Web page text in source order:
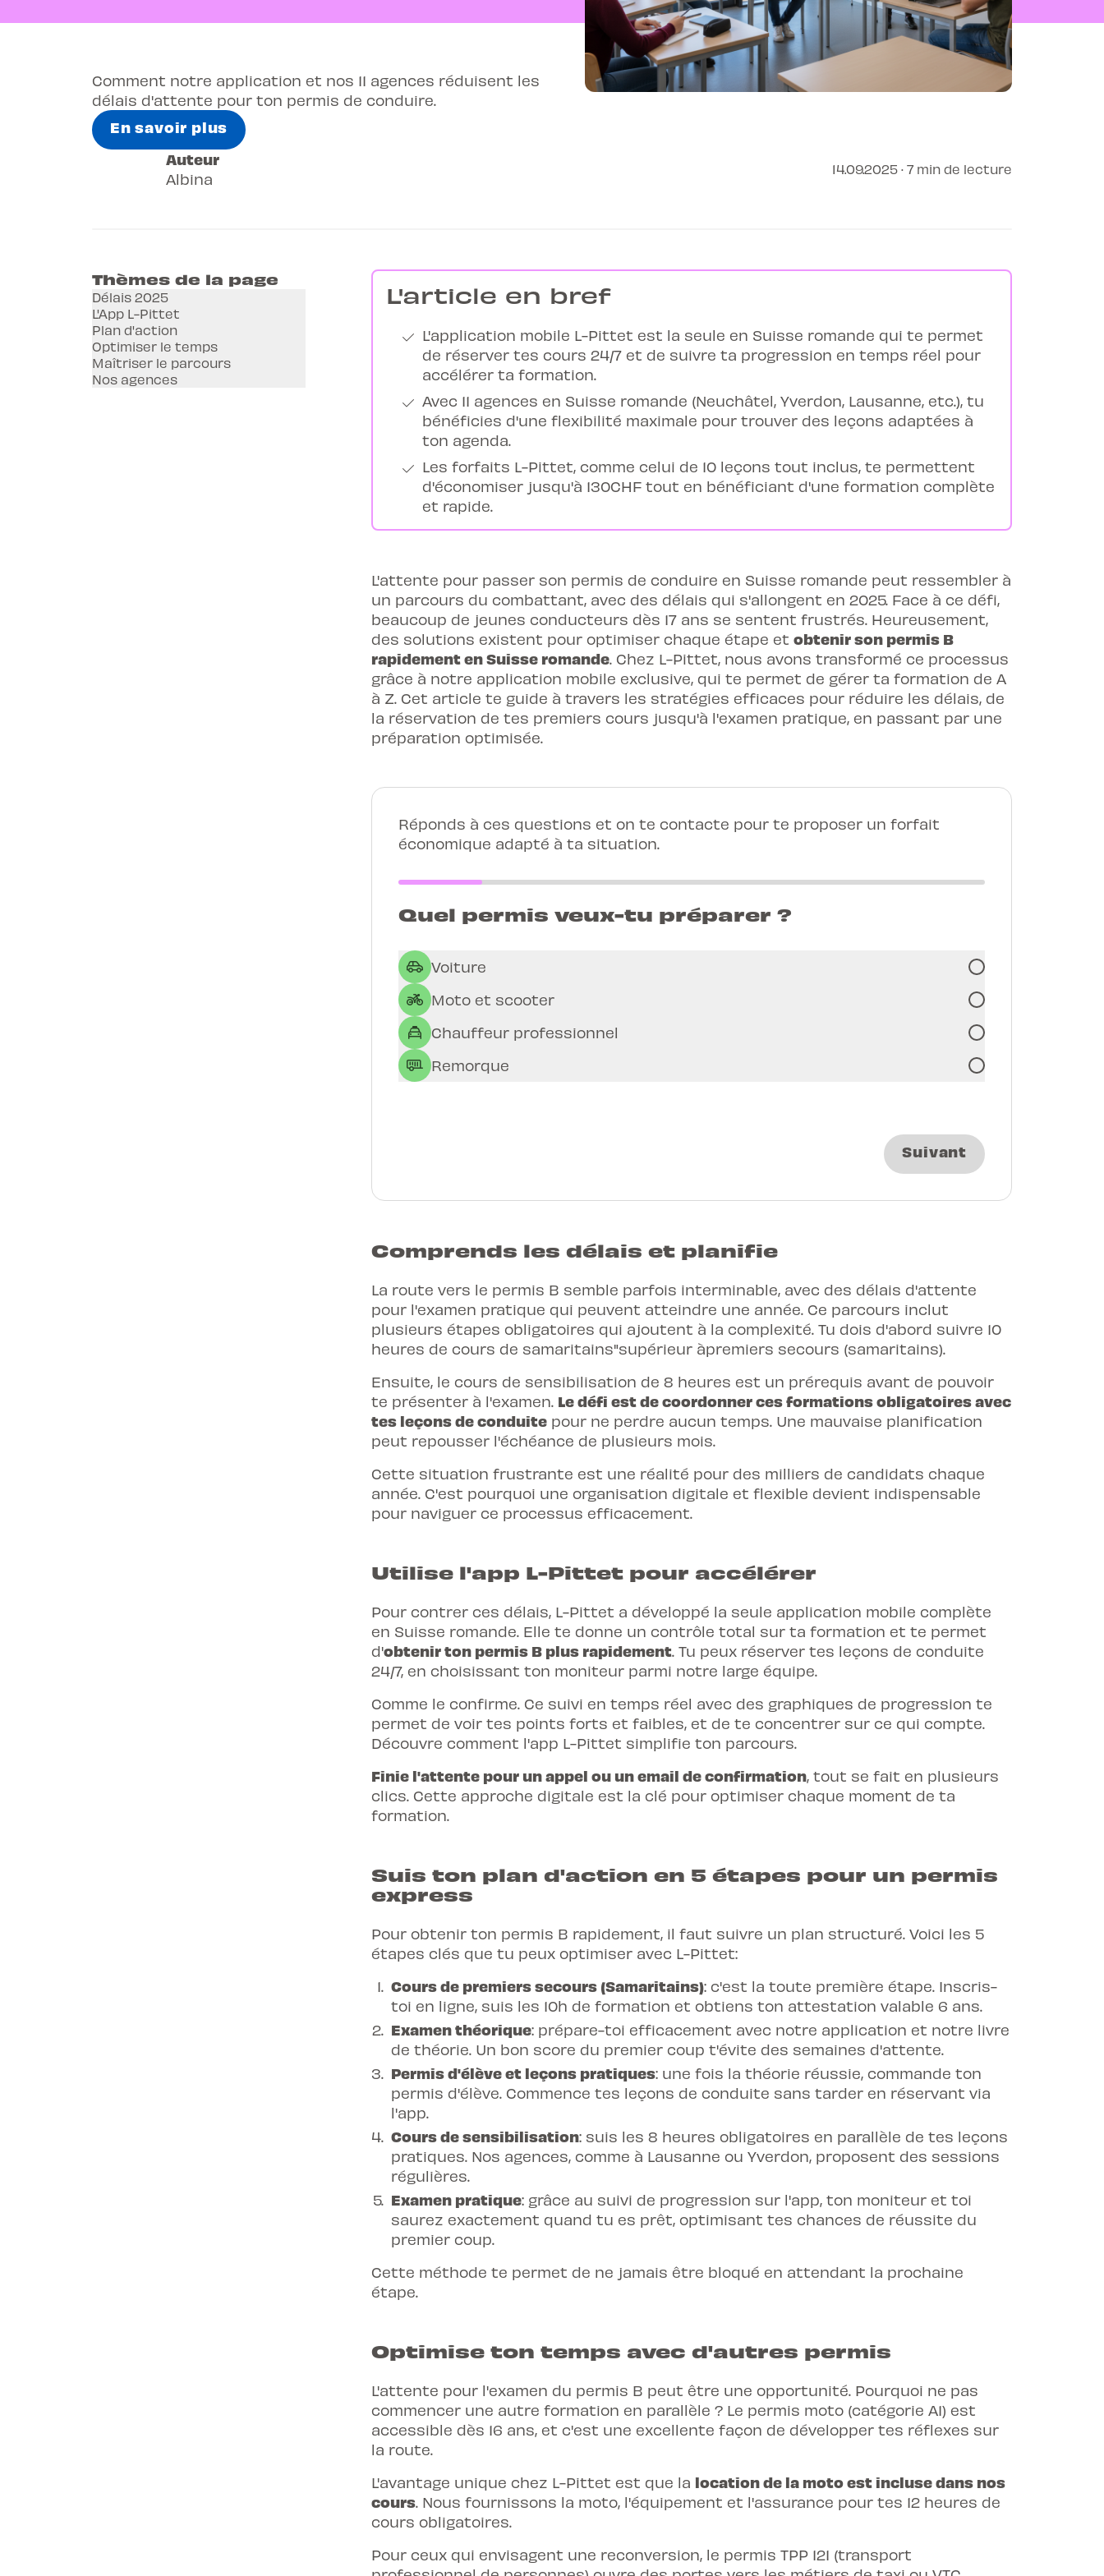
Comment notre application et nos 11 agences réduisent les
délais d'attente pour ton permis de conduire.
En savoir plus
Auteur
Albina
14.09.2025 · 7 min de lecture
Thèmes de la page
Délais 2025
L'App L-Pittet
Plan d'action
Optimiser le temps
Maîtriser le parcours
Nos agences
L'article en bref
L'application mobile L-Pittet est la seule en Suisse romande qui te permet
de réserver tes cours 24/7 et de suivre ta progression en temps réel pour
accélérer ta formation.
Avec 11 agences en Suisse romande (Neuchâtel, Yverdon, Lausanne, etc.), tu
bénéficies d'une flexibilité maximale pour trouver des leçons adaptées à
ton agenda.
Les forfaits L-Pittet, comme celui de 10 leçons tout inclus, te permettent
d'économiser jusqu'à 130CHF tout en bénéficiant d'une formation complète
et rapide.
L'attente pour passer son permis de conduire en Suisse romande peut ressembler à
un parcours du combattant, avec des délais qui s'allongent en 2025. Face à ce défi,
beaucoup de jeunes conducteurs dès 17 ans se sentent frustrés. Heureusement,
des solutions existent pour optimiser chaque étape et obtenir son permis B
rapidement en Suisse romande. Chez L-Pittet, nous avons transformé ce processus
grâce à notre application mobile exclusive, qui te permet de gérer ta formation de A
à Z. Cet article te guide à travers les stratégies efficaces pour réduire les délais, de
la réservation de tes premiers cours jusqu'à l'examen pratique, en passant par une
préparation optimisée.
Réponds à ces questions et on te contacte pour te proposer un forfait
économique adapté à ta situation.
Quel permis veux-tu préparer ?
Voiture
Moto et scooter
Chauffeur professionnel
Remorque
Suivant
Comprends les délais et planifie
La route vers le permis B semble parfois interminable, avec des délais d'attente
pour l'examen pratique qui peuvent atteindre une année. Ce parcours inclut
plusieurs étapes obligatoires qui ajoutent à la complexité. Tu dois d'abord suivre 10
heures de cours de samaritains"supérieur àpremiers secours (samaritains).
Ensuite, le cours de sensibilisation de 8 heures est un prérequis avant de pouvoir
te présenter à l'examen. Le défi est de coordonner ces formations obligatoires avec
tes leçons de conduite pour ne perdre aucun temps. Une mauvaise planification
peut repousser l'échéance de plusieurs mois.
Cette situation frustrante est une réalité pour des milliers de candidats chaque
année. C'est pourquoi une organisation digitale et flexible devient indispensable
pour naviguer ce processus efficacement.
Utilise l'app L-Pittet pour accélérer
Pour contrer ces délais, L-Pittet a développé la seule application mobile complète
en Suisse romande. Elle te donne un contrôle total sur ta formation et te permet
d'obtenir ton permis B plus rapidement. Tu peux réserver tes leçons de conduite
24/7, en choisissant ton moniteur parmi notre large équipe.
Comme le confirme. Ce suivi en temps réel avec des graphiques de progression te
permet de voir tes points forts et faibles, et de te concentrer sur ce qui compte.
Découvre comment l'app L-Pittet simplifie ton parcours.
Finie l'attente pour un appel ou un email de confirmation, tout se fait en plusieurs
clics. Cette approche digitale est la clé pour optimiser chaque moment de ta
formation.
Suis ton plan d'action en 5 étapes pour un permis
express
Pour obtenir ton permis B rapidement, il faut suivre un plan structuré. Voici les 5
étapes clés que tu peux optimiser avec L-Pittet:
Cours de premiers secours (Samaritains): c'est la toute première étape. Inscris-
toi en ligne, suis les 10h de formation et obtiens ton attestation valable 6 ans.
Examen théorique: prépare-toi efficacement avec notre application et notre livre
de théorie. Un bon score du premier coup t'évite des semaines d'attente.
Permis d'élève et leçons pratiques: une fois la théorie réussie, commande ton
permis d'élève. Commence tes leçons de conduite sans tarder en réservant via
l'app.
Cours de sensibilisation: suis les 8 heures obligatoires en parallèle de tes leçons
pratiques. Nos agences, comme à Lausanne ou Yverdon, proposent des sessions
régulières.
Examen pratique: grâce au suivi de progression sur l'app, ton moniteur et toi
saurez exactement quand tu es prêt, optimisant tes chances de réussite du
premier coup.
Cette méthode te permet de ne jamais être bloqué en attendant la prochaine
étape.
Optimise ton temps avec d'autres permis
L'attente pour l'examen du permis B peut être une opportunité. Pourquoi ne pas
commencer une autre formation en parallèle ? Le permis moto (catégorie A1) est
accessible dès 16 ans, et c'est une excellente façon de développer tes réflexes sur
la route.
L'avantage unique chez L-Pittet est que la location de la moto est incluse dans nos
cours. Nous fournissons la moto, l'équipement et l'assurance pour tes 12 heures de
cours obligatoires.
Pour ceux qui envisagent une reconversion, le permis TPP 121 (transport